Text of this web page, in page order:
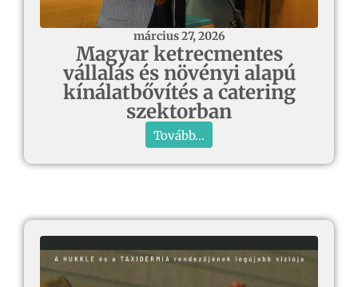
március 27, 2026
Magyar ketrecmentes
vállalás és növényi alapú
kínálatbővítés a catering
szektorban
Tovább...